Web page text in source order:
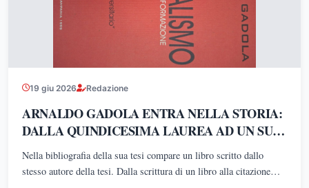
19 giu 2026 Redazione
ARNALDO GADOLA ENTRA NELLA STORIA:
DALLA QUINDICESIMA LAUREA AD UN SUO
LIBRO NELLA BIBLIOGRAFIA DELL'ULTIMA
TESI
Nella bibliografia della sua tesi compare un libro scritto dallo
stesso autore della tesi. Dalla scrittura di un libro alla citazione